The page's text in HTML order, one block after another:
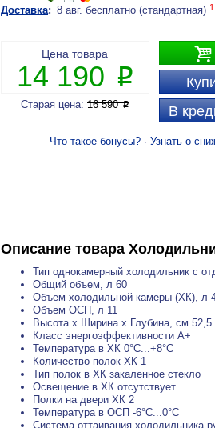
Доставка: 8 авг. бесплатно (стандартная) 1

В
Цена товара
14 190 P
Старая цена:16 590P
Что такое бонусы? · Узнать о
Описание товара
Тип однокамерный холодильник с
Общий объем, л 60
Объем холодильной камеры (ХК), л
Объем ОСП, л 11
Высота х Ширина х Глубина, см 52,5
Класс энергоэффективности A+
Температура в ХК 0°С...+8°С
Количество полок ХК 1
Тип полок в ХК закаленное стекло
Освещение в ХК отсутствует
Полки на двери ХК 2
Температура в ОСП -6°С...0°С
Система оттаивания холодильника